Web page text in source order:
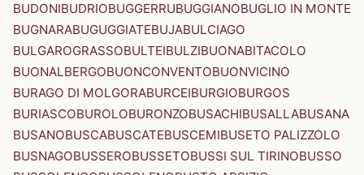
BUDONIBUDRIOBUGGERRUBUGGIANOBUGLIO IN MONTE
BUGNARABUGUGGIATEBUJABULCIAGO
BULGAROGRASSOBULTEIBULZIBUONABITACOLO
BUONALBERGOBUONCONVENTOBUONVICINO
BURAGO DI MOLGORABURCEIBURGIOBURGOS
BURIASCOBUROLOBURONZOBUSACHIBUSALLABUSANA
BUSANOBUSCABUSCATEBUSCEMIBUSETO PALIZZOLO
BUSNAGOBUSSEROBUSSETOBUSSI SUL TIRINOBUSSO